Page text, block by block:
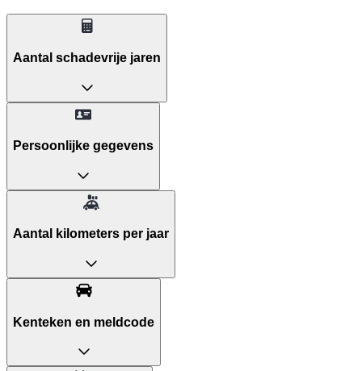
Aantal schadevrije jaren
Persoonlijke gegevens
Aantal kilometers per jaar
Kenteken en meldcode